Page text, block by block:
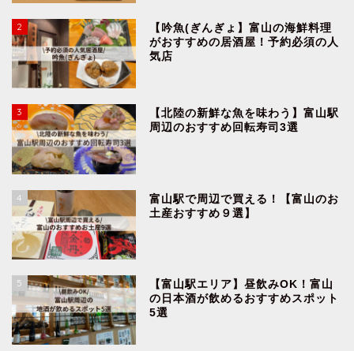
2
【吟魚(ぎんぎょ】富山の海鮮料理
がおすすめの居酒屋！予約必須の人
気店
3
【北陸の新鮮な魚を味わう】富山駅
周辺のおすすめ回転寿司3選
4
富山駅で周辺で買える！【富山のお
土産おすすめ９選】
5
【富山駅エリア】昼飲みOK！富山
の日本酒が飲めるおすすめスポット
5選